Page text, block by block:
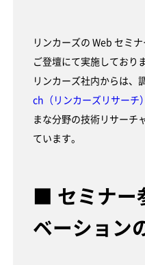
リンカーズの Web セミ
ご登壇にて実施しており
リンカーズ社内からは、
ch（リンカーズリサーチ）
まな分野の技術リサーチ
ています。
■ セミナー
ベーション